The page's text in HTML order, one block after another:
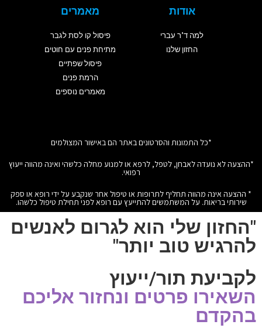
אודות
למה ד"ר עברי
החזון שלנו
מאמרים
פיסול קו לסת לגבר
מתיחת פנים עם חוטים
פיסול שפתיים
הרמת פנים
מאמרים נוספים
*כל התמונות והסרטונים באתר הם באישור המצולמים
*ההצעה לא נועדה לאבחן, לטפל, לרפא או למנוע מחלה כלשהי ואינה מהווה ייעוץ
רפואי.
* ההצעה אינה מהווה תחליף לתרופות או טיפול אחר שנקבע על ידי רופא או ספק
שירותי בריאות. על המשתמשים להתייעץ עם רופא לפני תחילת טיפול כלשהו.
"החזון שלי הוא לגרום לאנשים
להרגיש טוב יותר"
לקביעת תור/ייעוץ
השאירו פרטים ונחזור אליכם
בהקדם